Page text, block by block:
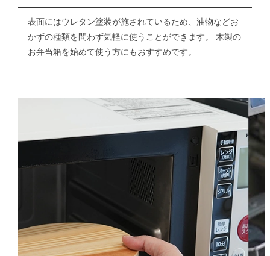
表面にはウレタン塗装が施されているため、油物などお
かずの種類を問わず気軽に使うことができます。
木製の
お弁当箱を始めて使う方にもおすすめです。